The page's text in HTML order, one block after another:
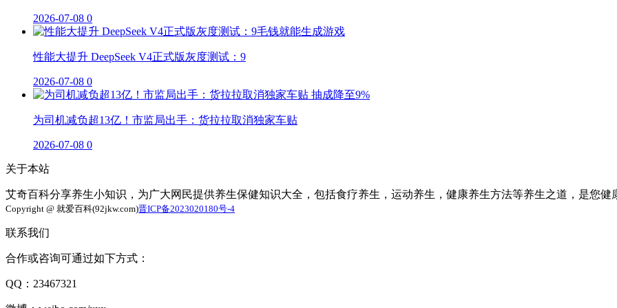
2026-07-08 0
性能大提升 DeepSeek V4正式版灰度测试：9
2026-07-08 0
为司机减负超13亿！市监局出手：货拉拉取消独家车贴
2026-07-08 0
关于本站
艾奇百科分享养生小知识，为广大网民提供养生保健知识大全，包括食疗养生，运动养生，健康养生方法等养生之道，是您健
Copyright @ 就爱百科(92jkw.com)晋ICP备2023020180号-4
联系我们
合作或咨询可通过如下方式：
QQ：23467321